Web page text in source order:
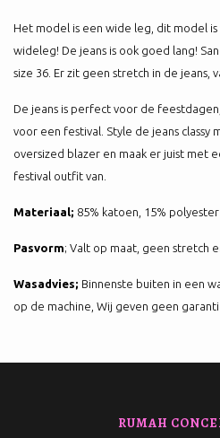
Het model is een wide leg, dit model
wideleg! De jeans is ook goed lang!
size 36. Er zit geen stretch in de jeans,
De jeans is perfect voor de
voor een festival. Style de jeans
oversized blazer en maak er juist met
festival outfit van.
Materiaal; 85% katoen, 15% polyester
Pasvorm; Valt op maat, geen stretch
Wasadvies; Binnenste buiten in een
op de machine, Wij geven geen
RUMAH